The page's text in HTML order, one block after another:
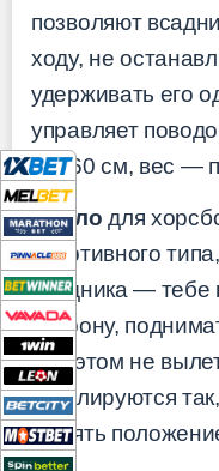
позволяют
ходу, не
удерживать его
управляет
50–60 см, вес —
Седло для
спортивного
всадника — тебе
сторону,
при этом не
регулируются
менять